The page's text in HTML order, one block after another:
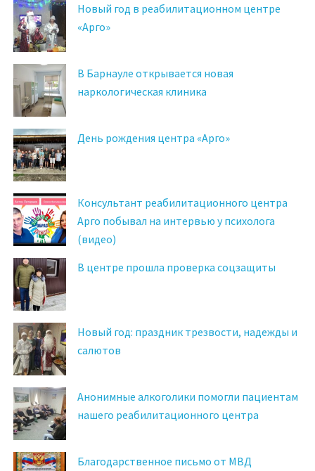
Новый год в реабилитационном центре
«Арго»
В Барнауле открывается новая
наркологическая клиника
День рождения центра «Арго»
Консультант реабилитационного центра
Арго побывал на интервью у психолога
(видео)
В центре прошла проверка соцзащиты
Новый год: праздник трезвости, надежды и
салютов
Анонимные алкоголики помогли пациентам
нашего реабилитационного центра
Благодарственное письмо от МВД